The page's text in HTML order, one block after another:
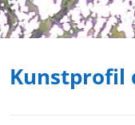
Zum
Kunstprofil